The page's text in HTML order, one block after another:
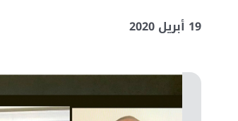
19 أبريل 2020